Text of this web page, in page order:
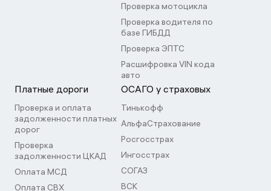
Проверка мотоцикла
Проверка водителя по
базе ГИБДД
Проверка ЭПТС
Расшифровка VIN кода
авто
Платные дороги
Проверка и оплата
задолженности платных
дорог
Проверка
задолженности ЦКАД
Оплата МСД
Оплата СВХ
ОСАГО у страховых
Тинькофф
АльфаСтрахование
Росгосстрах
Ингосстрах
СОГАЗ
ВСК